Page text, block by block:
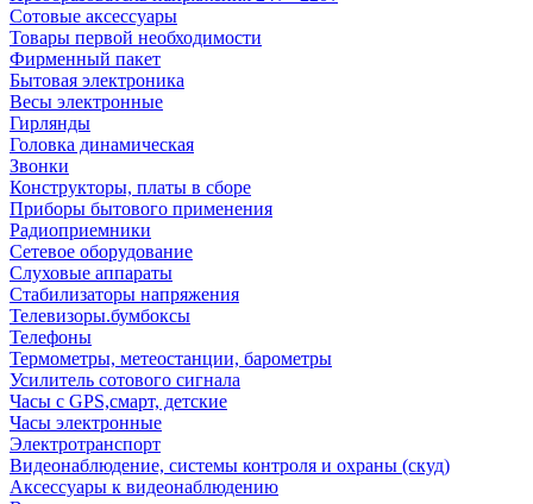
Сотовые аксессуары
Товары первой необходимости
Фирменный пакет
Бытовая электроника
Весы электронные
Гирлянды
Головка динамическая
Звонки
Конструкторы, платы в сборе
Приборы бытового применения
Радиоприемники
Сетевое оборудование
Слуховые аппараты
Стабилизаторы напряжения
Телевизоры.бумбоксы
Телефоны
Термометры, метеостанции, барометры
Усилитель сотового сигнала
Часы с GPS,смарт, детские
Часы электронные
Электротранспорт
Видеонаблюдение, системы контроля и охраны (скуд)
Аксессуары к видеонаблюдению